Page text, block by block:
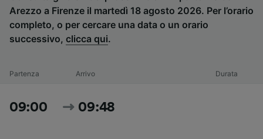
Arezzo a Firenze il martedì 18 agosto 2026. Per l’orario
completo, o per cercare una data o un orario
successivo, clicca qui.
Partenza Arrivo Durata
09:00 09:48